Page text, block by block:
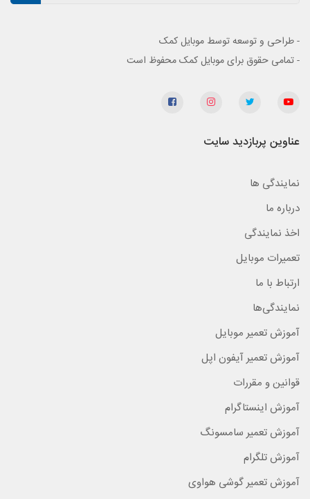
- طراحی و توسعه توسط موبایل کمک
- تمامی حقوق برای موبایل کمک محفوظ است
عناوین پربازدید سایت
نمایندگی ها
درباره ما
اخذ نمایندگی
تعمیرات موبایل
ارتباط با ما
نمایندگی‌ها
آموزش تعمیر موبایل
آموزش تعمیر آیفون اپل
قوانین و مقررات
آموزش اینستاگرام
آموزش تعمیر سامسونگ
آموزش تلگرام
آموزش تعمیر گوشی هواوی